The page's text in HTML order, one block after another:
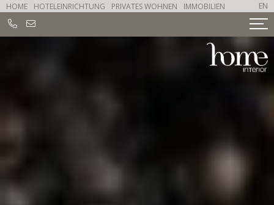
HOME HOTELEINRICHTUNG PRIVATES WOHNEN IMMOBILIEN EN